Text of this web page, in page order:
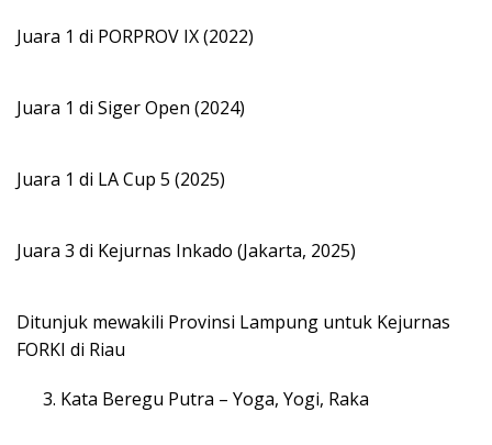
Juara 1 di PORPROV IX (2022)
Juara 1 di Siger Open (2024)
Juara 1 di LA Cup 5 (2025)
Juara 3 di Kejurnas Inkado (Jakarta, 2025)
Ditunjuk mewakili Provinsi Lampung untuk Kejurnas
FORKI di Riau
Kata Beregu Putra – Yoga, Yogi, Raka